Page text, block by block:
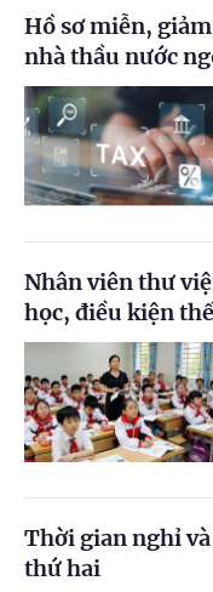
Hồ sơ miễn,
nhà thầu nước
Nhân viên thư
học, điều kiện
Thời gian nghỉ
thứ hai